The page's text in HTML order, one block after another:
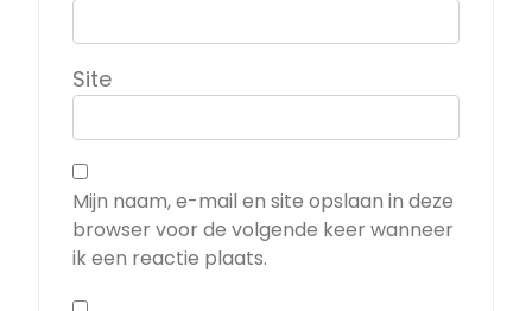
Site
Mijn naam, e-mail en site opslaan in deze
browser voor de volgende keer wanneer
ik een reactie plaats.